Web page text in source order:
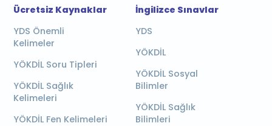
Ücretsiz Kaynaklar
YDS Önemli
Kelimeler
YÖKDİL Soru Tipleri
YÖKDİL Sağlık
Kelimeleri
YÖKDİL Fen Kelimeleri
İngilizce Sınavlar
YDS
YÖKDİL
YÖKDİL Sosyal
Bilimler
YÖKDİL Sağlık
Bilimleri